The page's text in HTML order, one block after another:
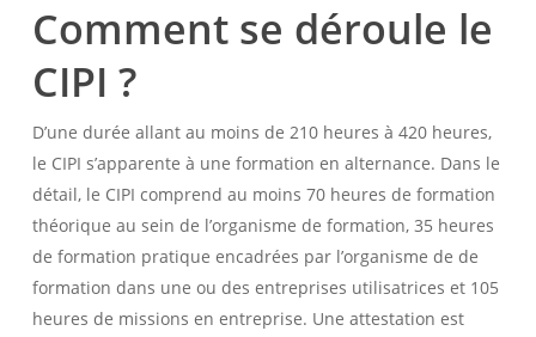
Comment se déroule le
CIPI ?
D’une durée allant au moins de 210 heures à 420 heures,
le CIPI s’apparente à une formation en alternance. Dans le
détail, le CIPI comprend au moins 70 heures de formation
théorique au sein de l’organisme de formation, 35 heures
de formation pratique encadrées par l’organisme de de
formation dans une ou des entreprises utilisatrices et 105
heures de missions en entreprise. Une attestation est